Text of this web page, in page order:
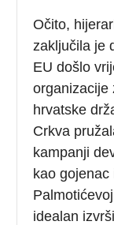
Očito,
zaključila je
EU došlo
organizacije
hrvatske
Crkva
kampanji
kao gojenac
idealan